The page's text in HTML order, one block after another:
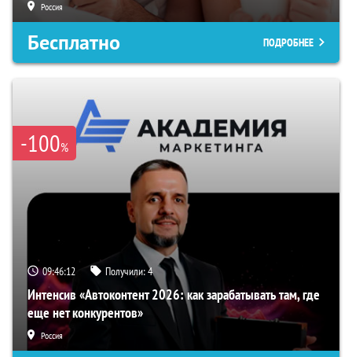
Россия
Бесплатно ПОДРОБНЕЕ
-100%
09:46:11 Получили:4
Интенсив «Автоконтент 2026: как зарабатывать там, где
еще нет конкурентов»
Россия